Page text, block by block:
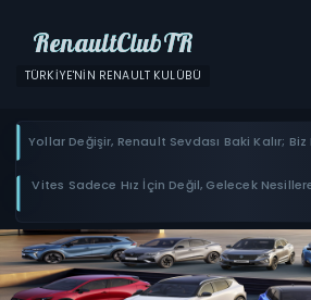
RenaultClubTR
TÜRKIYE'NIN RENAULT KULÜBÜ
Yollar Değişir, Renault Sevdası Baki Kalır;
Vites Sadece Hız İçin Değil, Gelecek